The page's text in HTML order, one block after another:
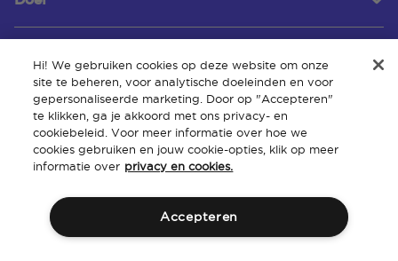
Klantenservice
Over
Hi! We gebruiken cookies op deze website om onze
site te beheren, voor analytische doeleinden en voor
gepersonaliseerde marketing. Door op "Accepteren"
te klikken, ga je akkoord met ons privacy- en
cookiebeleid. Voor meer informatie over hoe we
cookies gebruiken en jouw cookie-opties, klik op meer
informatie over privacy en cookies.
Accepteren